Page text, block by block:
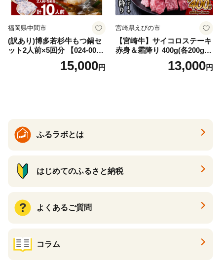
福岡県中間市
(訳あり)博多若杉牛もつ鍋セ
ット2人前×5回分 【024-002
15,000円
宮崎県えびの市
【宮崎牛】サイコロステーキ
赤身＆霜降り 400g(各200g×
１P 計2P) 真空パック 冷凍
13,000円
ふるラボとは
はじめてのふるさと納税
よくあるご質問
コラム